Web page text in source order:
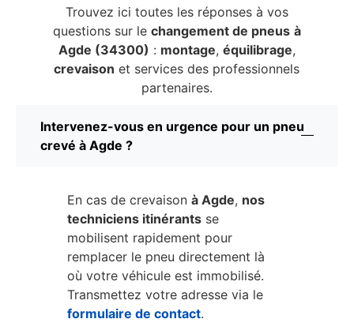
Trouvez ici toutes les réponses à vos
questions sur le changement de pneus à
Agde (34300) : montage, équilibrage,
crevaison et services des professionnels
partenaires.
Intervenez-vous en urgence pour un pneu
crevé à Agde ?
En cas de crevaison à Agde, nos
techniciens itinérants se
mobilisent rapidement pour
remplacer le pneu directement là
où votre véhicule est immobilisé.
Transmettez votre adresse via le
formulaire de contact.